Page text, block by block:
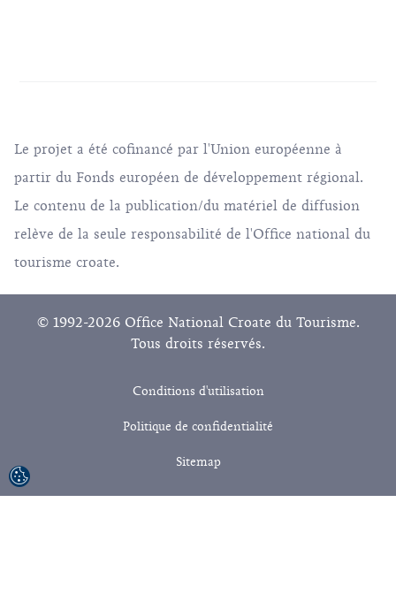
Le projet a été cofinancé par l'Union européenne à
partir du Fonds européen de développement régional.
Le contenu de la publication/du matériel de diffusion
relève de la seule responsabilité de l'Office national du
tourisme croate.
© 1992-2026 Office National Croate du Tourisme.
Tous droits réservés.
Conditions d'utilisation
Politique de confidentialité
Sitemap